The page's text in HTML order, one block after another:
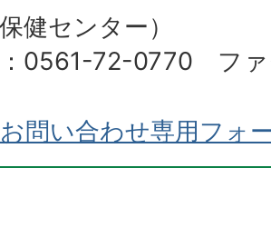
健センター）
：0561-72-0770 フ
問い合わせ専用フォ